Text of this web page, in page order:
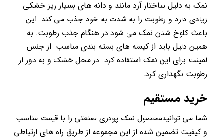
نمک به دلیل ساختار آرد مانند و دانه های بسیار ریز خشکی
زیادی دارد و رطوبت را به شدت به خود جذب می کند. این
باعث کلوخ شدن نمک می شود در هنگام جذب رطوبت. به
همین دلیل باید از کیسه های بسته بندی مناسب از جنس
لمینت برای این نمک استفاده کرد. در محل خشک و به دور از
رطوبت نگهداری کرد.
خرید مستقیم
شما می توانیدمحصول نمک پودری صنعتی را با قیمت مناسب
و کیفیت تضمین شده از این مجموعه از طریق راه های ارتباطی